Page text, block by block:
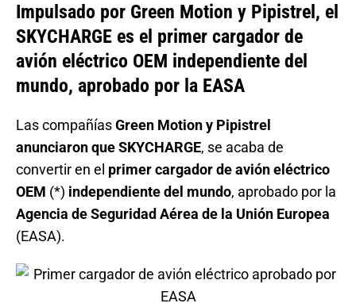
Impulsado por Green Motion y Pipistrel, el
SKYCHARGE es el primer cargador de
avión eléctrico OEM independiente del
mundo, aprobado por la EASA
Las compañíasGreen Motion y Pipistrel
anunciaron que SKYCHARGE, se acaba de
convertir en el primer cargador de avión eléctrico
OEM (*) independiente del mundo, aprobado por la
Agencia de Seguridad Aérea de la Unión Europea
(EASA).